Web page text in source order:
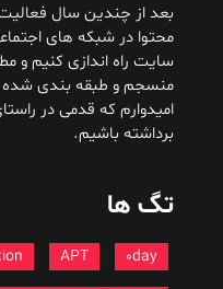
بعد از چندین سال فعالیت تو
محتوا در شبکه های اجتماعی ،
سایت راه اندازی کنیم و
منسجم و طبقه بندی شده
امیدوارم که قدمی در
برداشته باشیم.
تگ ها